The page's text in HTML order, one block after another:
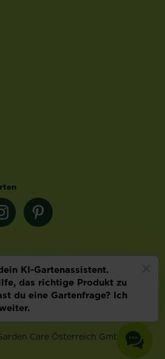
Care Österreich GmbH